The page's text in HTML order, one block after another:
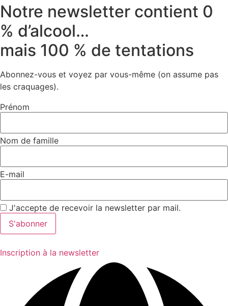
Notre newsletter contient 0
% d’alcool…
mais 100 % de tentations
Abonnez-vous et voyez par vous-même (on assume pas
les craquages).
Prénom
Nom de famille
E-mail
J'accepte de recevoir la newsletter par mail.
Inscription à la newsletter